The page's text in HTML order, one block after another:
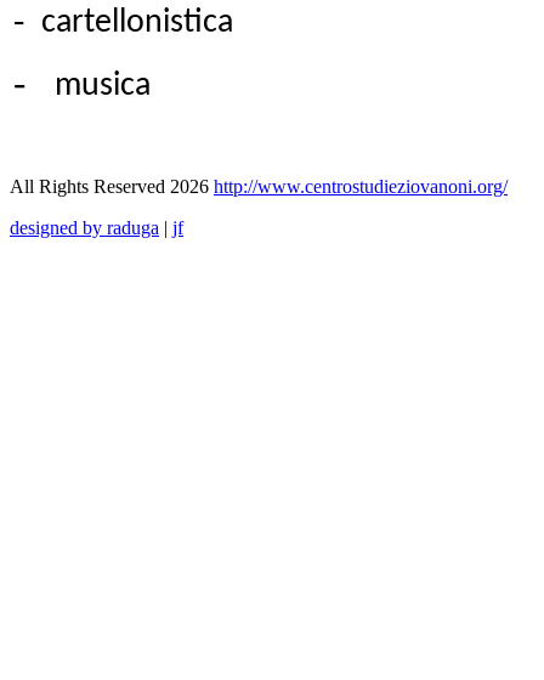
- cartellonistica
- musica
All Rights Reserved 2026 http://www.centrostudieziovanoni.org/
designed by raduga | jf